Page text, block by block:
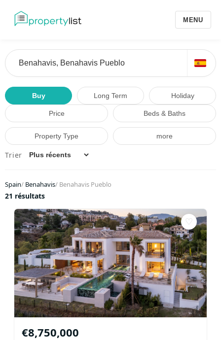
MENU
Buy Long Term Holiday
Price Beds & Baths
Property Type more
Trier
Spain/ Benahavis/ Benahavis Pueblo
21 résultats
♡
€8,750,000